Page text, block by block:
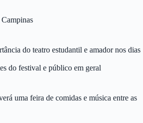
do teatro estudantil e amador nos dias
do festival e público em geral
uma feira de comidas e música entre as